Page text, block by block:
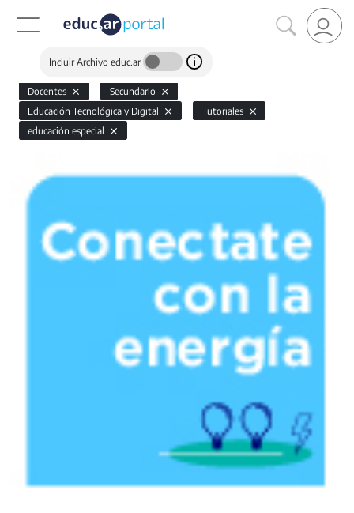
Incluir Archivo educ.ar
Docentes
Secundario
Educación Tecnológica y Digital
Tutoriales
educación especial